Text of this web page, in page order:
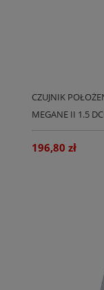
CZUJNIK
MEGANE II 1.5
196,80 zł